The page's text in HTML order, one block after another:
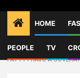
HOME
PEOPLE TV
Home
FOOD
PATTY PRAVO A